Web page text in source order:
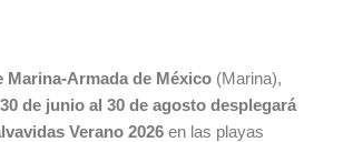
Marina-Armada de México (Marina),
de junio al 30 de agosto desplegará
Verano 2026 en las playas